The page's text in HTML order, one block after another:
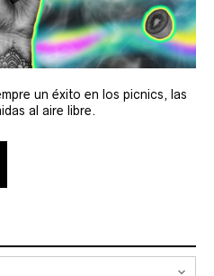
un éxito en los picnics, las
al aire libre.